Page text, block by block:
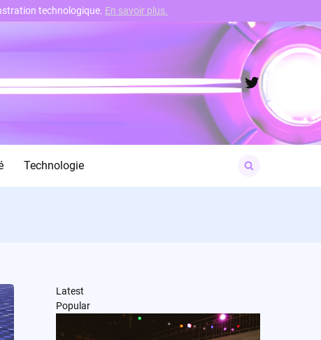
Twitter
Technologie
for:
Latest
Popular
technologique. En savoir plus.